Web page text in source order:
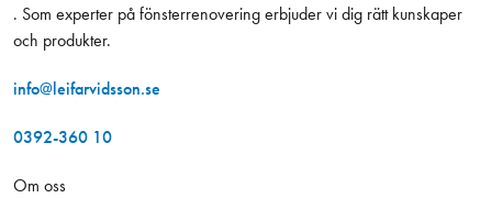
. Som experter på fönsterrenovering erbjuder vi dig rätt kunskaper
och produkter.
info@leifarvidsson.se
0392-360 10
Om oss